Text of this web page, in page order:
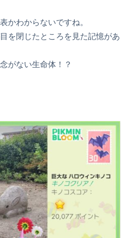
かわからないですね。
を閉じたところを見た記憶があ
がない生命体！？